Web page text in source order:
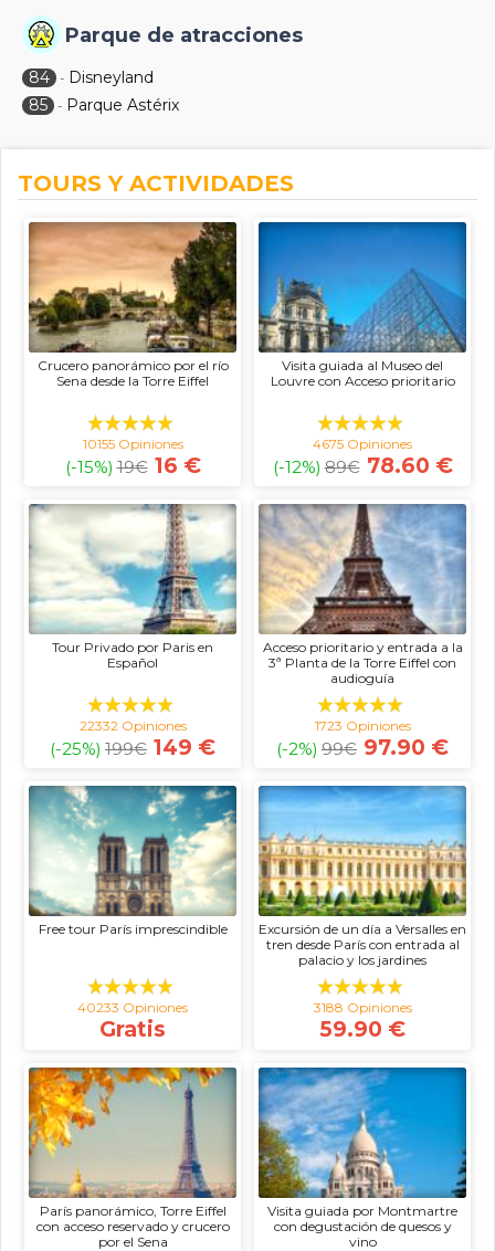
Parque de atracciones
84 - Disneyland
85 - Parque Astérix
TOURS Y ACTIVIDADES
Crucero panorámico por el río
Sena desde la Torre Eiffel
10155 Opiniones
(-15%) 19€ 16 €
Visita guiada al Museo del
Louvre con Acceso prioritario
4675 Opiniones
(-12%) 89€ 78.60 €
Tour Privado por Paris en
Español
22332 Opiniones
(-25%) 199€ 149 €
Acceso prioritario y entrada a la
3ª Planta de la Torre Eiffel con
audioguía
1723 Opiniones
(-2%) 99€ 97.90 €
Free tour París imprescindible
40233 Opiniones
Gratis
Excursión de un día a Versalles en
tren desde París con entrada al
palacio y los jardines
3188 Opiniones
59.90 €
París panorámico, Torre Eiffel
con acceso reservado y crucero
por el Sena
Visita guiada por Montmartre
con degustación de quesos y
vino